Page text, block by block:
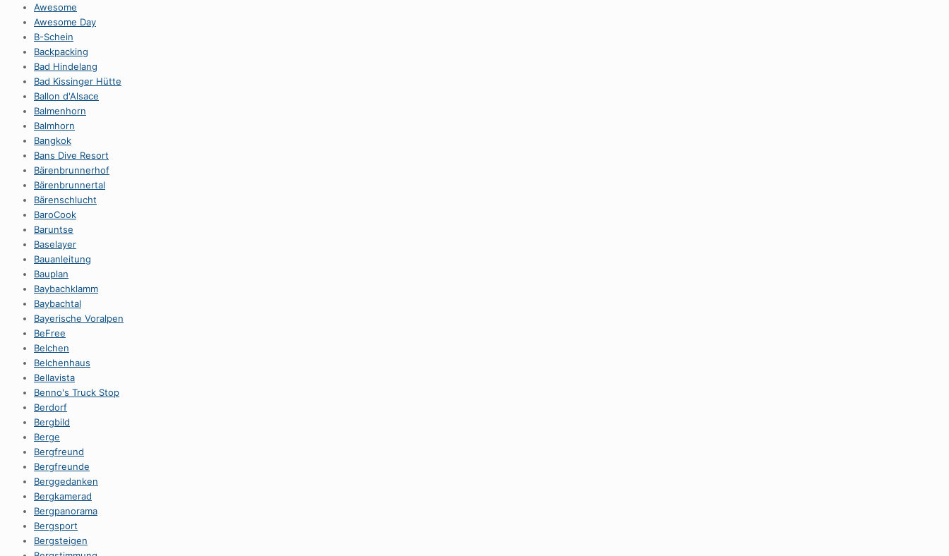
Awesome
Awesome Day
B-Schein
Backpacking
Bad Hindelang
Bad Kissinger Hütte
Ballon d'Alsace
Balmenhorn
Balmhorn
Bangkok
Bans Dive Resort
Bärenbrunnerhof
Bärenbrunnertal
Bärenschlucht
BaroCook
Baruntse
Baselayer
Bauanleitung
Bauplan
Baybachklamm
Baybachtal
Bayerische Voralpen
BeFree
Belchen
Belchenhaus
Bellavista
Benno's Truck Stop
Berdorf
Bergbild
Berge
Bergfreund
Bergfreunde
Berggedanken
Bergkamerad
Bergpanorama
Bergsport
Bergsteigen